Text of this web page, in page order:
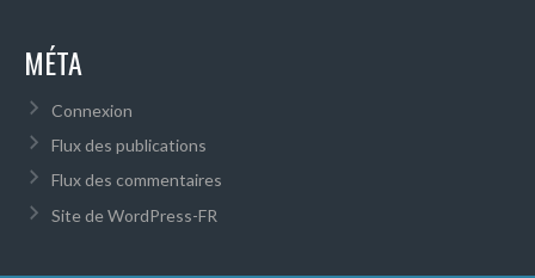
MÉTA
Connexion
Flux des publications
Flux des commentaires
Site de WordPress-FR